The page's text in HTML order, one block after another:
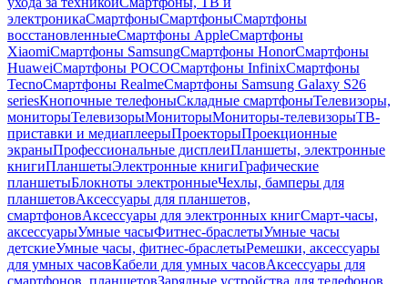
электроникаСмартфоныСмартфоныСмартфоны
восстановленныеСмартфоны AppleСмартфоны
XiaomiСмартфоны SamsungСмартфоны HonorСмартфоны
HuaweiСмартфоны POCOСмартфоны InfinixСмартфоны
TecnoСмартфоны RealmeСмартфоны Samsung Galaxy S26
seriesКнопочные телефоныСкладные смартфоныТелевизоры,
мониторыТелевизорыМониторыМониторы-телевизорыТВ-
приставки и медиаплеерыПроекторыПроекционные
экраныПрофессиональные дисплеиПланшеты, электронные
книгиПланшетыЭлектронные книгиГрафические
планшетыБлокноты электронныеЧехлы, бамперы для
планшетовАксессуары для планшетов,
смартфоновАксессуары для электронных книгСмарт-часы,
аксессуарыУмные часыФитнес-браслетыУмные часы
детскиеУмные часы, фитнес-браслетыРемешки, аксессуары
для умных часовКабели для умных часовАксессуары для
смартфонов, планшетовЗарядные устройства для телефонов,